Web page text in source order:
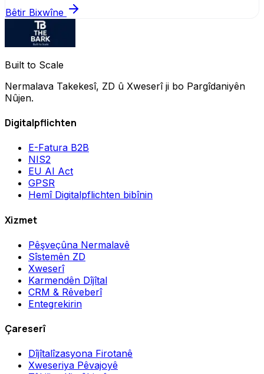
Bêtir Bixwîne
Built to Scale
Nermalava Takekesî, ZD û Xweserî ji bo Pargîdaniyên
Nûjen.
Digitalpflichten
E-Fatura B2B
NIS2
EU AI Act
GPSR
Hemî Digitalpflichten bibînin
Xizmet
Pêşveçûna Nermalavê
Sîstemên ZD
Xweserî
Karmendên Dîjîtal
CRM & Rêveberî
Entegrekirin
Çareserî
Dîjîtalîzasyona Firotanê
Xweseriya Pêvajoyê